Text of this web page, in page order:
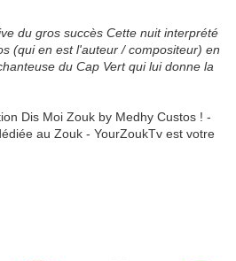
du gros succès Cette nuit interprété
(qui en est l'auteur / compositeur) en
du Cap Vert qui lui donne la
Dis Moi Zouk by Medhy Custos ! -
au Zouk - YourZoukTv est votre